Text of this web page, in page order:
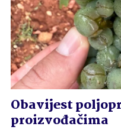
Obavijest
proizvođačima